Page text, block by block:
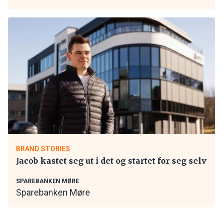
BRAND STORIES
Jacob kastet seg ut i det og startet for seg selv
SPAREBANKEN MØRE
Sparebanken Møre